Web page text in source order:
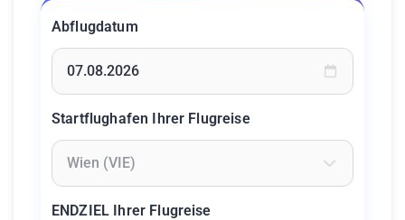
Abflugdatum
Startflughafen Ihrer Flugreise
ENDZIEL Ihrer Flugreise